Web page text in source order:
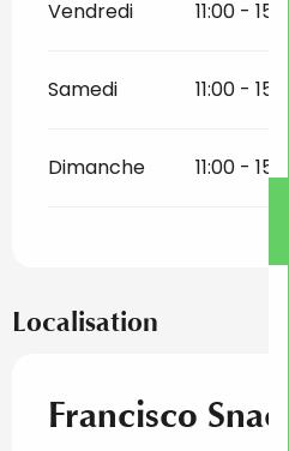
Vendredi 11:00 - 15:00
Samedi 11:00 - 15:00
Dimanche 11:00 - 15:00
Localisation
Francisco Snack